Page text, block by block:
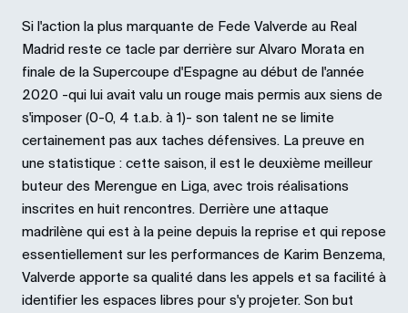
Si l'action la plus marquante de Fede Valverde au Real
Madrid reste ce tacle par derrière sur Alvaro Morata en
finale de la Supercoupe d'Espagne au début de l'année
2020 -qui lui avait valu un rouge mais permis aux siens de
s'imposer (0-0, 4 t.a.b. à 1)- son talent ne se limite
certainement pas aux taches défensives. La preuve en
une statistique : cette saison, il est le deuxième meilleur
buteur des Merengue en Liga, avec trois réalisations
inscrites en huit rencontres. Derrière une attaque
madrilène qui est à la peine depuis la reprise et qui repose
essentiellement sur les performances de Karim Benzema,
Valverde apporte sa qualité dans les appels et sa facilité à
identifier les espaces libres pour s'y projeter. Son but